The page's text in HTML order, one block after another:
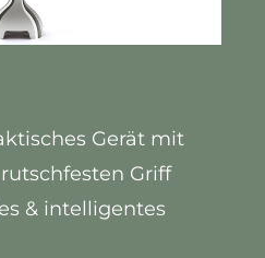
Gerät mit
Griff
& intelligentes